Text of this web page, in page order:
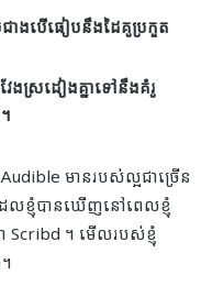
ជាងបើធៀបនឹងដៃគូប្រកួត
ែងស្រដៀងគ្នាទៅនឹងគំរូ
មានរបស់ល្អជាច្រើន
ែលខ្ញុំបានឃើញនៅពេលខ្ញុំ
Scribd ។ មើលរបស់ខ្ញុំ